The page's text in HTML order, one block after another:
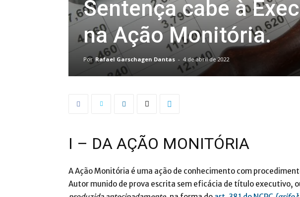
Sentença cabe à
na Ação Monitória.
Por Rafael Garschagen Dantas - 4 de abril de 2022
I – DA AÇÃO MONITÓRIA
A Ação Monitória é uma ação de conhecimento com
Autor munido de prova escrita sem eficácia de título executivo,